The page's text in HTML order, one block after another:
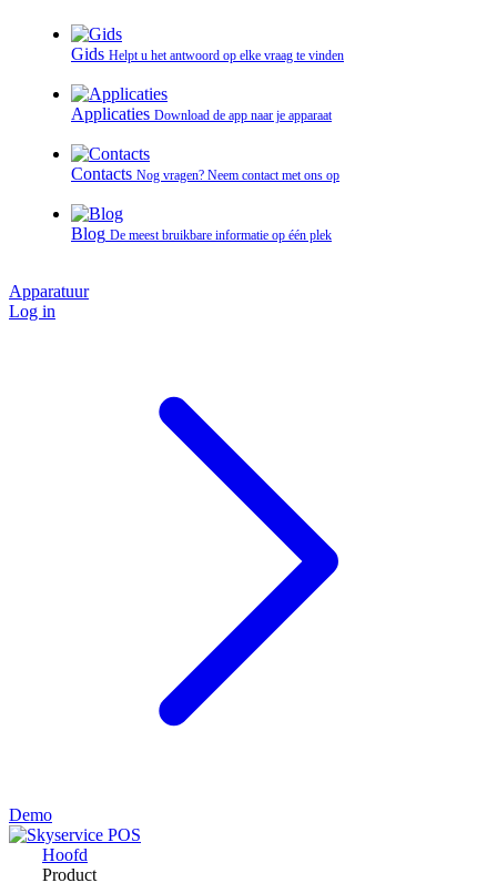
Gids Helpt u het antwoord op elke vraag te vinden
Applicaties Download de app naar je apparaat
Contacts Nog vragen? Neem contact met ons op
Blog De meest bruikbare informatie op één plek
Apparatuur
Log in
Demo
Hoofd
Product